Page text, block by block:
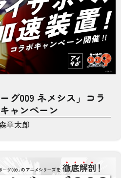
グ009 ネメシス」コラ
ャンペーン
章太郎